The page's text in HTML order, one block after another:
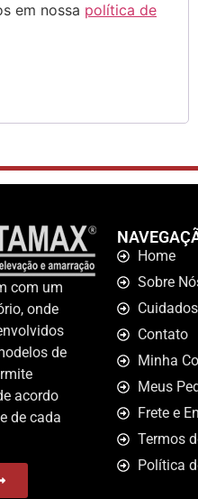
em nossa política de
com um
onde
de
acordo
de cada
Home
Sobre
Cuidados
Contato
Minha
Meus
Frete e
Termos
Política